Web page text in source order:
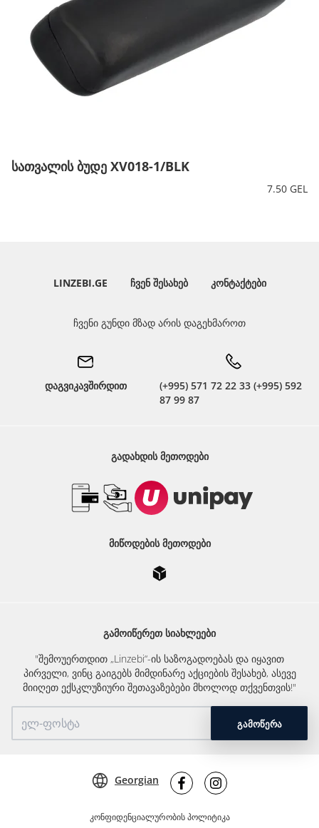
სათვალის ბუდე XV018-1/BLK
7.50 GEL
LINZEBI.GE ᲩᲕᲔᲜ ᲨᲔᲡᲐᲮᲔᲑ ᲙᲝᲜᲢᲐᲥᲢᲔᲑᲘ
ჩვენი გუნდი მზად არის დაგეხმაროთ
დაგვიკავშირდით
(+995) 571 72 22 33 (+995) 592
87 99 87
ᲒᲐᲓᲐᲮᲓᲘᲡ ᲛᲔᲗᲝᲓᲔᲑᲘ
ᲛᲘᲬᲝᲓᲔᲑᲘᲡ ᲛᲔᲗᲝᲓᲔᲑᲘ
ᲒᲐᲛᲝᲘᲬᲔᲠᲔᲗ ᲡᲘᲐᲮᲚᲔᲔᲑᲘ
"შემოუერთდით „Linzebi“-ის საზოგადოებას და იყავით
პირველი, ვინც გაიგებს მიმდინარე აქციების შესახებ, ასევე
მიიღეთ ექსკლუზიური შეთავაზებები მხოლოდ თქვენთვის!"
ᲒᲐᲛᲝᲬᲔᲠᲐ
კონფიდენციალურობის პოლიტიკა
Georgian